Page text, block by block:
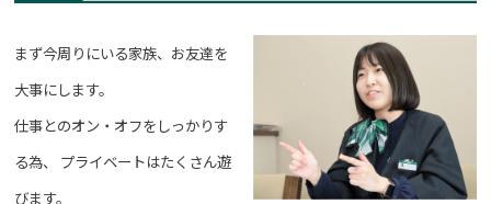
まず今周りにいる家族、お友達を
大事にします。
仕事とのオン・オフをしっかりす
る為、 プライベートはたくさん遊
びます。